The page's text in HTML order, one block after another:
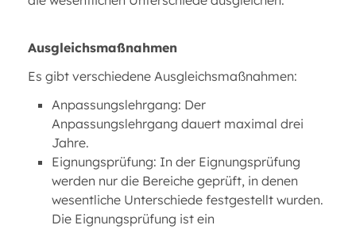
Ausgleichsmaßnahmen
Es gibt verschiedene Ausgleichsmaßnahmen:
Anpassungslehrgang: Der
Anpassungslehrgang dauert maximal drei
Jahre.
Eignungsprüfung: In der Eignungsprüfung
werden nur die Bereiche geprüft, in denen
wesentliche Unterschiede festgestellt wurden.
Die Eignungsprüfung ist ein